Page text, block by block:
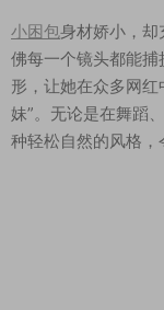
小困包身材娇小，
佛每一个镜头都能
形，让她在众多网
妹”。无论是在舞蹈
种轻松自然的风格，